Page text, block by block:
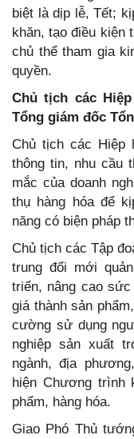
biệt là dịp lễ, Tết;
khăn, tạo điều kiện
chủ thể tham gia
quyền.
Chủ tịch các
Tổng giám đốc
Chủ tịch các Hiệp
thông tin, nhu cầu
mắc của doanh
thụ hàng hóa để
năng có biện pháp
Chủ tịch các Tập
trung đổi mới
triển, nâng cao
giá thành sản
cường sử dụng
nghiệp sản xuất
ngành, địa
hiện Chương trình
phẩm, hàng hóa.
Giao Phó Thủ